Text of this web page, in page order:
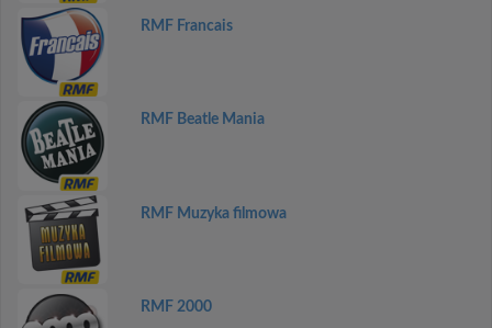
RMF Francais
RMF Beatle Mania
RMF Muzyka filmowa
RMF 2000